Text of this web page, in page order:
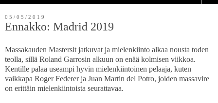
05/05/2019
Ennakko: Madrid 2019
Massakauden Mastersit jatkuvat ja mielenkiinto alkaa nousta toden
teolla, sillä Roland Garrosin alkuun on enää kolmisen viikkoa.
Kentille palaa useampi hyvin mielenkiintoinen pelaaja, kuten
vaikkapa Roger Federer ja Juan Martin del Potro, joiden massavire
on erittäin mielenkiintoista seurattavaa.